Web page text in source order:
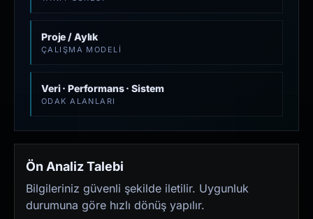
Proje / Aylık
ÇALIŞMA MODELI
Veri · Performans · Sistem
ODAK ALANLARI
Ön Analiz Talebi
Bilgileriniz güvenli şekilde iletilir. Uygunluk
durumuna göre hızlı dönüş yapılır.